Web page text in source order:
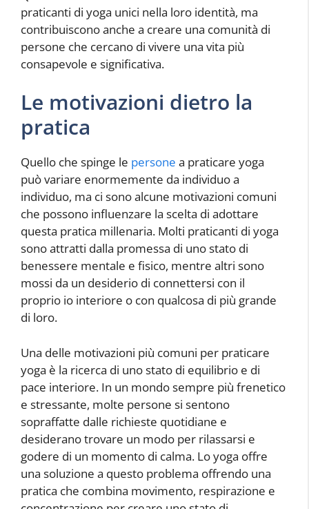
praticanti di yoga unici nella loro identità, ma
contribuiscono anche a creare una comunità di
persone che cercano di vivere una vita più
consapevole e significativa.
Le motivazioni dietro la
pratica
Quello che spinge le persone a praticare yoga
può variare enormemente da individuo a
individuo, ma ci sono alcune motivazioni comuni
che possono influenzare la scelta di adottare
questa pratica millenaria. Molti praticanti di yoga
sono attratti dalla promessa di uno stato di
benessere mentale e fisico, mentre altri sono
mossi da un desiderio di connettersi con il
proprio io interiore o con qualcosa di più grande
di loro.
Una delle motivazioni più comuni per praticare
yoga è la ricerca di uno stato di equilibrio e di
pace interiore. In un mondo sempre più frenetico
e stressante, molte persone si sentono
sopraffatte dalle richieste quotidiane e
desiderano trovare un modo per rilassarsi e
godere di un momento di calma. Lo yoga offre
una soluzione a questo problema offrendo una
pratica che combina movimento, respirazione e